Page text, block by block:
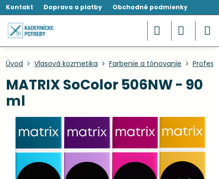
Kontakt Doprava a platby Obchodné podmienky
Úvod Vlasová kozmetika Farbenie a tónovanie
MATRIX SoColor 506NW - 90
ml